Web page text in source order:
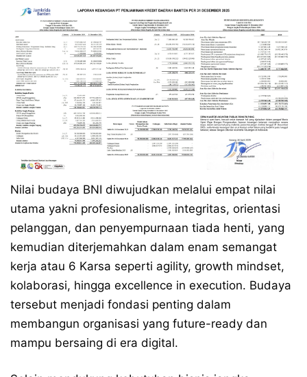
Nilai budaya BNI diwujudkan melalui empat nilai
utama yakni profesionalisme, integritas, orientasi
pelanggan, dan penyempurnaan tiada henti, yang
kemudian diterjemahkan dalam enam semangat
kerja atau 6 Karsa seperti agility, growth mindset,
kolaborasi, hingga excellence in execution. Budaya
tersebut menjadi fondasi penting dalam
membangun organisasi yang future-ready dan
mampu bersaing di era digital.